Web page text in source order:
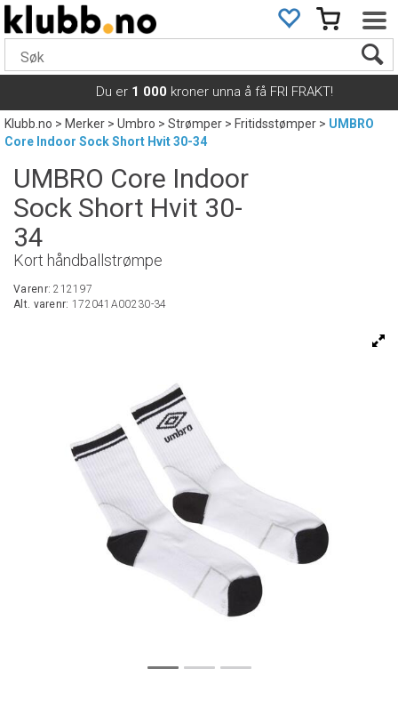
Du er 1 000 kroner unna å få FRI FRAKT!
Klubb.no>Merker>Umbro>Strømper>Fritidsstømper>UMBRO
Core Indoor Sock Short Hvit 30-34
UMBRO Core Indoor
Sock Short Hvit 30-
34
Kort håndballstrømpe
Varenr:212197
Alt. varenr: 172041A00230-34